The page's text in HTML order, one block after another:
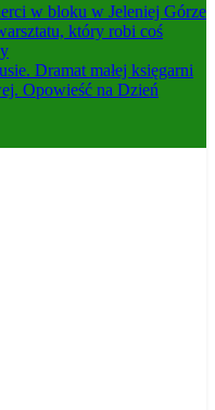
w bloku w Jeleniej Górze
który robi coś
Dramat małej księgarni
Opowieść na Dzień